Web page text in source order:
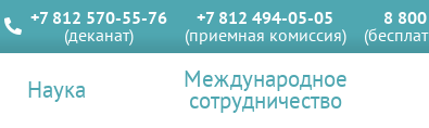
+7 812 570-55-76
(деканат)
+7 812 494-05-05
(приемная комиссия)
8
Наука Международное
сотрудничество